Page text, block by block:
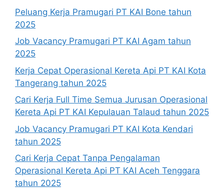
Peluang Kerja Pramugari PT KAI Bone tahun
2025
Job Vacancy Pramugari PT KAI Agam tahun
2025
Kerja Cepat Operasional Kereta Api PT KAI Kota
Tangerang tahun 2025
Cari Kerja Full Time Semua Jurusan Operasional
Kereta Api PT KAI Kepulauan Talaud tahun 2025
Job Vacancy Pramugari PT KAI Kota Kendari
tahun 2025
Cari Kerja Cepat Tanpa Pengalaman
Operasional Kereta Api PT KAI Aceh Tenggara
tahun 2025